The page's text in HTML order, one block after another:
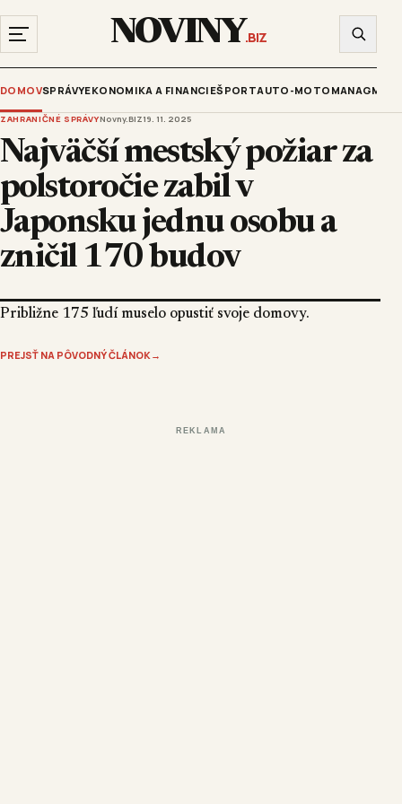
NOVINY.BIZ
DOMOVSPRÁVYEKONOMIKA A FINANCIEŠPORTAUTO-MOTO
ZAHRANIČNÉ SPRÁVYNovny.BIZ19. 11. 2025
Najväčší mestský požiar za
polstoročie zabil v
Japonsku jednu osobu a
zničil 170 budov
Približne 175 ľudí muselo opustiť svoje domovy.
PREJSŤ NA PÔVODNÝ ČLÁNOK →
REKLAMA